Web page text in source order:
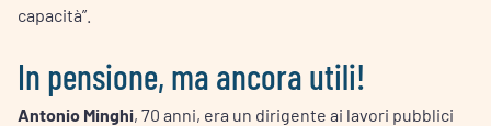
capacità”.
In pensione, ma ancora utili!
Antonio Minghi, 70 anni, era un dirigente ai lavori pubblici